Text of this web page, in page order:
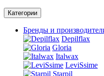
Категории
Бренды и
Depilflax
Gloria
Italwax
LeviSsime
Starpil